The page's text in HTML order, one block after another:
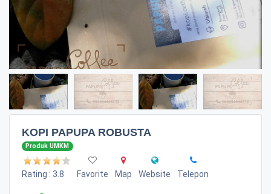
KOPI PAPUPA ROBUSTA
Produk UMKM
Rating : 3.8 Favorite Map Website Telepon